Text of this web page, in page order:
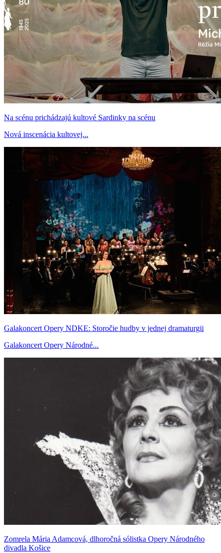
Na scénu prichádzajú kultové Sardinky na scénu
Nová inscenácia kultovej...
Galakoncert Opery NDKE: Storočie hudby v jednej dramaturgii
Galakoncert Opery Národné...
Zomrela Mária Adamcová, dlhoročná sólistka Opery Národného
divadla Košice